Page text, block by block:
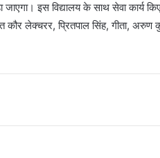
इस विद्यालय के साथ सेवा कार्य
कौर लेक्चरर, प्रितपाल सिंह, गीता, अरुण